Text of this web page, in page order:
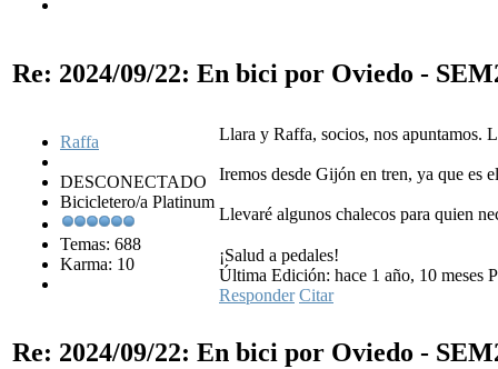
Re: 2024/09/22: En bici por Oviedo -
Raffa
DESCONECTADO
Bicicletero/a Platinum
Temas: 688
Karma: 10
Llara y Raffa, socios, nos apuntamos.
Iremos desde Gijón en tren, ya que es
Llevaré algunos chalecos para quien
¡Salud a pedales!
Última Edición: hace 1 año, 10 meses
Responder Citar
Re: 2024/09/22: En bici por Oviedo -